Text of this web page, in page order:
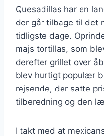
Quesadillas har en
der går tilbage til det
tidligste dage.
majs tortillas, som
derefter grillet over
blev hurtigt populær
rejsende, der satte
tilberedning og den
I takt med at